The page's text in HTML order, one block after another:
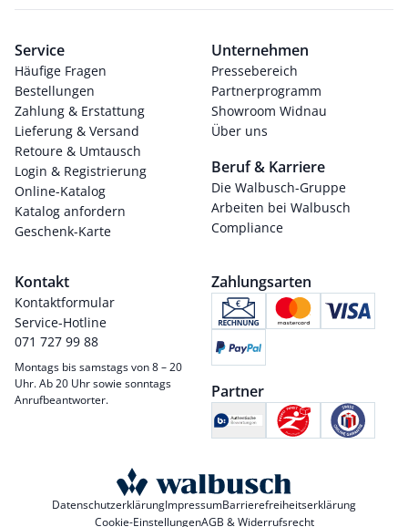
Service
Häufige Fragen
Bestellungen
Zahlung & Erstattung
Lieferung & Versand
Retoure & Umtausch
Login & Registrierung
Online-Katalog
Katalog anfordern
Geschenk-Karte
Unternehmen
Pressebereich
Partnerprogramm
Showroom Widnau
Über uns
Beruf & Karriere
Die Walbusch-Gruppe
Arbeiten bei Walbusch
Compliance
Kontakt
Kontaktformular
Service-Hotline
071 727 99 88
Montags bis samstags von 8 – 20
Uhr. Ab 20 Uhr sowie sonntags
Anrufbeantworter.
Zahlungsarten
Partner
DatenschutzerklärungImpressumBarrierefreiheitserklärung
Cookie-EinstellungenAGB & Widerrufsrecht